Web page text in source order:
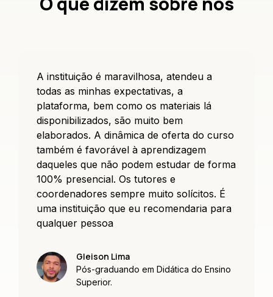
A instituição é maravilhosa, atendeu a
todas as minhas expectativas, a
plataforma, bem como os materiais lá
disponibilizados, são muito bem
elaborados. A dinâmica de oferta do curso
também é favorável à aprendizagem
daqueles que não podem estudar de forma
100% presencial. Os tutores e
coordenadores sempre muito solícitos. É
uma instituição que eu recomendaria para
qualquer pessoa
Gleison Lima
Pós-graduando em Didática do Ensino
Superior.